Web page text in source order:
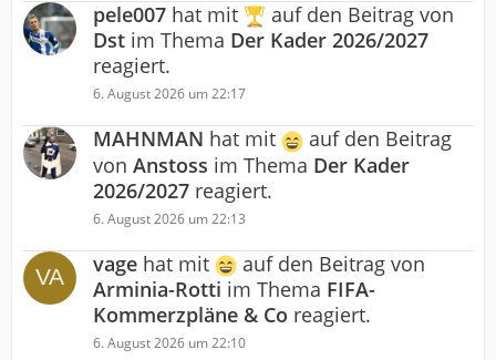
pele007 hat mit
auf den Beitrag von
Dst im Thema Der Kader 2026/2027
reagiert.
6. August 2026 um 22:17
MAHNMAN hat mit
auf den Beitrag
von Anstoss im Thema Der Kader
2026/2027 reagiert.
6. August 2026 um 22:13
vage hat mit
auf den Beitrag von
Arminia-Rotti im Thema FIFA-
Kommerzpläne & Co reagiert.
6. August 2026 um 22:10